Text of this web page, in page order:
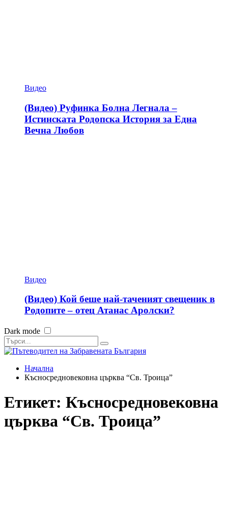
Видео
(Видео) Руфинка Болна Легнала –
Истинската Родопска История за Една
Вечна Любов
Видео
(Видео) Кой беше най-таченият свещеник в
Родопите – отец Атанас Аролски?
Dark mode
Начална
Късносредновековна църква “Св. Троица”
Етикет: Късносредновековна
църква “Св. Троица”